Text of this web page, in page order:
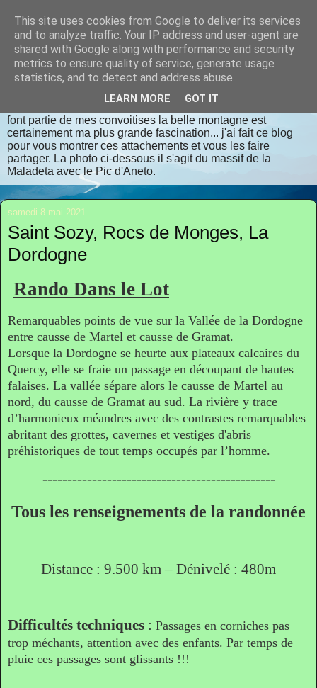
randomilpas
Je m'appelle Jean Pierre, je vis en Dordogne. J'aime la
randonnée, les lieux insolites, les contrées oubliées, les
endroits bien authentiques qui respectent dame nature avec
font partie de mes convoitises la belle montagne est
certainement ma plus grande fascination... j'ai fait ce blog
pour vous montrer ces attachements et vous les faire
partager. La photo ci-dessous il s'agit du massif de la
Maladeta avec le Pic d'Aneto.
samedi 8 mai 2021
Saint Sozy, Rocs de Monges, La
Dordogne
Rando Dans le Lot
Remarquables points de vue sur la Vallée de la Dordogne
entre causse de Martel et causse de Gramat.
Lorsque la Dordogne se heurte aux plateaux calcaires du
Quercy, elle se fraie un passage en découpant de hautes
falaises. La vallée sépare alors le causse de Martel au
nord, du causse de Gramat au sud. La rivière y trace
d’harmonieux méandres avec des contrastes remarquables
abritant des grottes, cavernes et vestiges d'abris
préhistoriques de tout temps occupés par l’homme.
-----------------------------------------------
Tous les renseignements de la randonnée
Distance : 9.500 km – Dénivelé : 480m
Difficultés techniques : Passages en corniches pas
trop méchants, attention avec des enfants. Par temps de
pluie ces passages sont glissants !!!
This site uses cookies from Google to deliver its services
and to analyze traffic. Your IP address and user-agent are
shared with Google along with performance and security
metrics to ensure quality of service, generate usage
statistics, and to detect and address abuse.
LEARN MORE GOT IT